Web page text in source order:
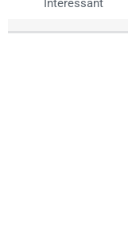
Interessant